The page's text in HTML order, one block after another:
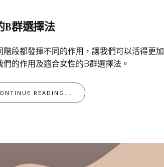
B群選擇法
段都發揮不同的作用，讓我們可以活得更
的作用及適合女性的B群選擇法。
READING...